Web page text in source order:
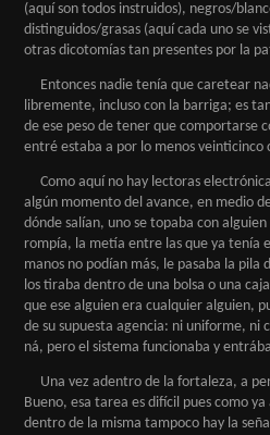
(aquí son todos instruidos), negros/
distinguidos/grasas (aquí cada uno se
otras dicotomías tan presentes por la
Entonces nadie tenía que caretear
libremente, incluso con la barriga; es
de ese peso de tener que comportarse
entré estaba a por lo menos veinticinco
Como aquí no hay lectoras
algún momento del avance, en medio
dónde salían, uno se topaba con
rompía, la metía entre las que ya tenía
manos no podían más, le pasaba la pila
los tiraba dentro de una bolsa o una
que ese alguien era cualquier alguien,
de su supuesta agencia: ni uniforme, ni
ná, pero el sistema funcionaba y
Una vez adentro de la fortaleza, a
Bueno, esa tarea es difícil pues como
dentro de la misma tampoco hay la